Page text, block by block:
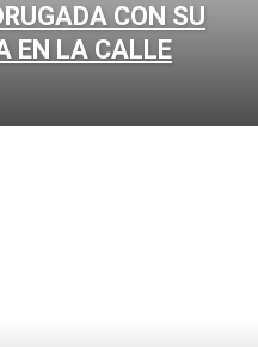
CON SU
EN LA CALLE